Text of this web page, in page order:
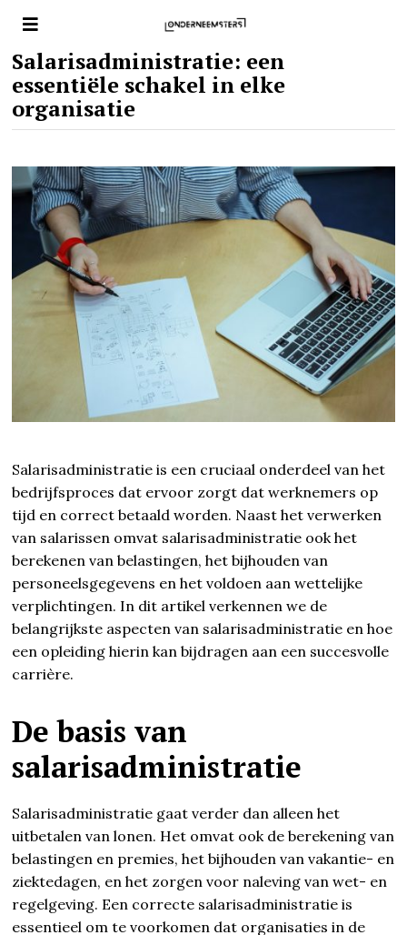
Salarisadministratie: een
essentiële schakel in elke
organisatie
Salarisadministratie is een cruciaal onderdeel van het
bedrijfsproces dat ervoor zorgt dat werknemers op
tijd en correct betaald worden. Naast het verwerken
van salarissen omvat salarisadministratie ook het
berekenen van belastingen, het bijhouden van
personeelsgegevens en het voldoen aan wettelijke
verplichtingen. In dit artikel verkennen we de
belangrijkste aspecten van salarisadministratie en hoe
een opleiding hierin kan bijdragen aan een succesvolle
carrière.
De basis van
salarisadministratie
Salarisadministratie gaat verder dan alleen het
uitbetalen van lonen. Het omvat ook de berekening van
belastingen en premies, het bijhouden van vakantie- en
ziektedagen, en het zorgen voor naleving van wet- en
regelgeving. Een correcte salarisadministratie is
essentieel om te voorkomen dat organisaties in de